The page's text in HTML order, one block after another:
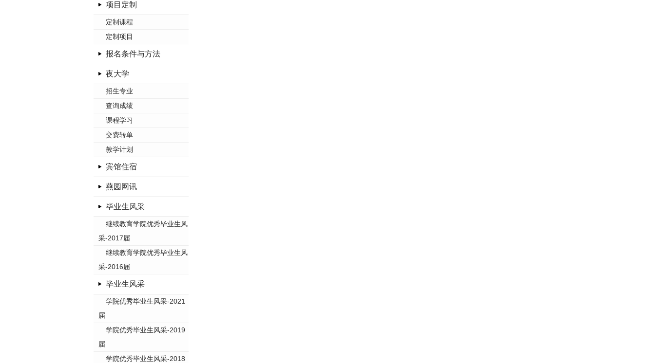
项目定制
定制课程
定制项目
报名条件与方法
夜大学
招生专业
查询成绩
课程学习
交费转单
教学计划
宾馆住宿
燕园网讯
毕业生风采
继续教育学院优秀毕业生风
采-2017届
继续教育学院优秀毕业生风
采-2016届
毕业生风采
学院优秀毕业生风采-2021
届
学院优秀毕业生风采-2019
届
学院优秀毕业生风采-2018